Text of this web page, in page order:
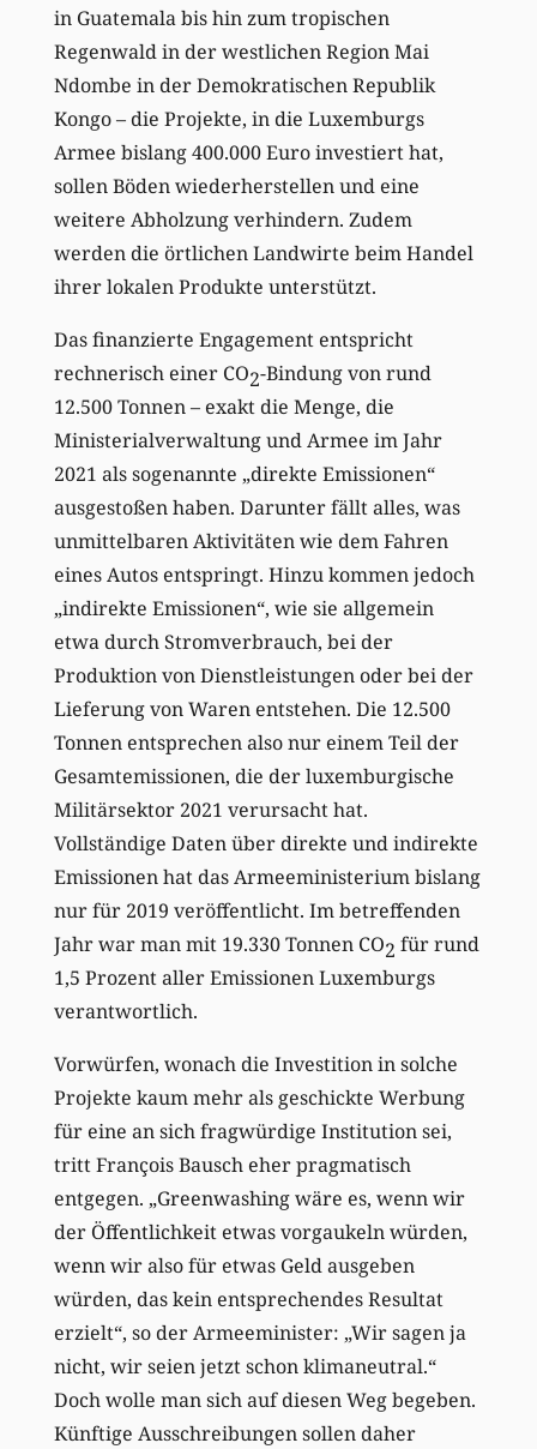
in Guatemala bis hin zum tropischen
Regenwald in der westlichen Region Mai
Ndombe in der Demokratischen Republik
Kongo – die Projekte, in die Luxemburgs
Armee bislang 400.000 Euro investiert hat,
sollen Böden wiederherstellen und eine
weitere Abholzung verhindern. Zudem
werden die örtlichen Landwirte beim Handel
ihrer lokalen Produkte unterstützt.
Das finanzierte Engagement entspricht
rechnerisch einer CO2-Bindung von rund
12.500 Tonnen – exakt die Menge, die
Ministerialverwaltung und Armee im Jahr
2021 als sogenannte „direkte Emissionen“
ausgestoßen haben. Darunter fällt alles, was
unmittelbaren Aktivitäten wie dem Fahren
eines Autos entspringt. Hinzu kommen jedoch
„indirekte Emissionen“, wie sie allgemein
etwa durch Stromverbrauch, bei der
Produktion von Dienstleistungen oder bei der
Lieferung von Waren entstehen. Die 12.500
Tonnen entsprechen also nur einem Teil der
Gesamtemissionen, die der luxemburgische
Militärsektor 2021 verursacht hat.
Vollständige Daten über direkte und indirekte
Emissionen hat das Armeeministerium bislang
nur für 2019 veröffentlicht. Im betreffenden
Jahr war man mit 19.330 Tonnen CO2 für rund
1,5 Prozent aller Emissionen Luxemburgs
verantwortlich.
Vorwürfen, wonach die Investition in solche
Projekte kaum mehr als geschickte Werbung
für eine an sich fragwürdige Institution sei,
tritt François Bausch eher pragmatisch
entgegen. „Greenwashing wäre es, wenn wir
der Öffentlichkeit etwas vorgaukeln würden,
wenn wir also für etwas Geld ausgeben
würden, das kein entsprechendes Resultat
erzielt“, so der Armeeminister: „Wir sagen ja
nicht, wir seien jetzt schon klimaneutral.“
Doch wolle man sich auf diesen Weg begeben.
Künftige Ausschreibungen sollen daher